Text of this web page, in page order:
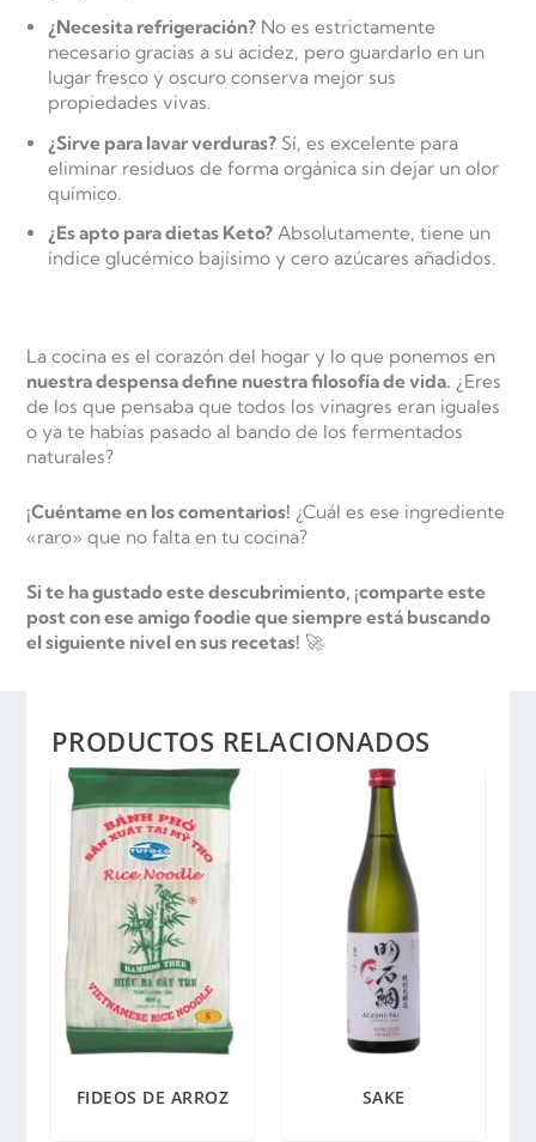
¿Necesita refrigeración? No es estrictamente
necesario gracias a su acidez, pero guardarlo en un
lugar fresco y oscuro conserva mejor sus
propiedades vivas.
¿Sirve para lavar verduras? Sí, es excelente para
eliminar residuos de forma orgánica sin dejar un olor
químico.
¿Es apto para dietas Keto? Absolutamente, tiene un
índice glucémico bajísimo y cero azúcares añadidos.
La cocina es el corazón del hogar y lo que ponemos en
nuestra despensa define nuestra filosofía de vida. ¿Eres
de los que pensaba que todos los vinagres eran iguales
o ya te habías pasado al bando de los fermentados
naturales?
¡Cuéntame en los comentarios! ¿Cuál es ese ingrediente
«raro» que no falta en tu cocina?
Si te ha gustado este descubrimiento, ¡comparte este
post con ese amigo foodie que siempre está buscando
el siguiente nivel en sus recetas! 🚀
PRODUCTOS RELACIONADOS
FIDEOS DE ARROZ SAKE